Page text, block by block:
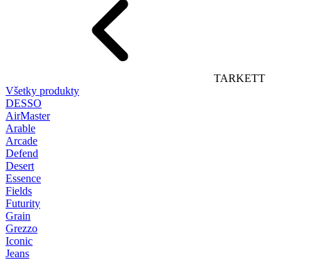
TARKETT
Všetky produkty
DESSO
AirMaster
Arable
Arcade
Defend
Desert
Essence
Fields
Futurity
Grain
Grezzo
Iconic
Jeans